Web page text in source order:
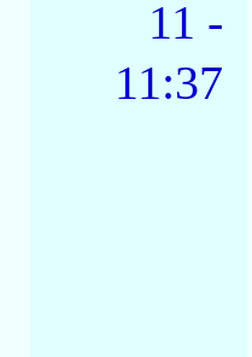
11 -
11:37